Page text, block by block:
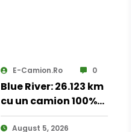
E-Camion.ro 0
Blue River: 26.123 km
cu un camion 100%
electric în transport
August 5, 2026